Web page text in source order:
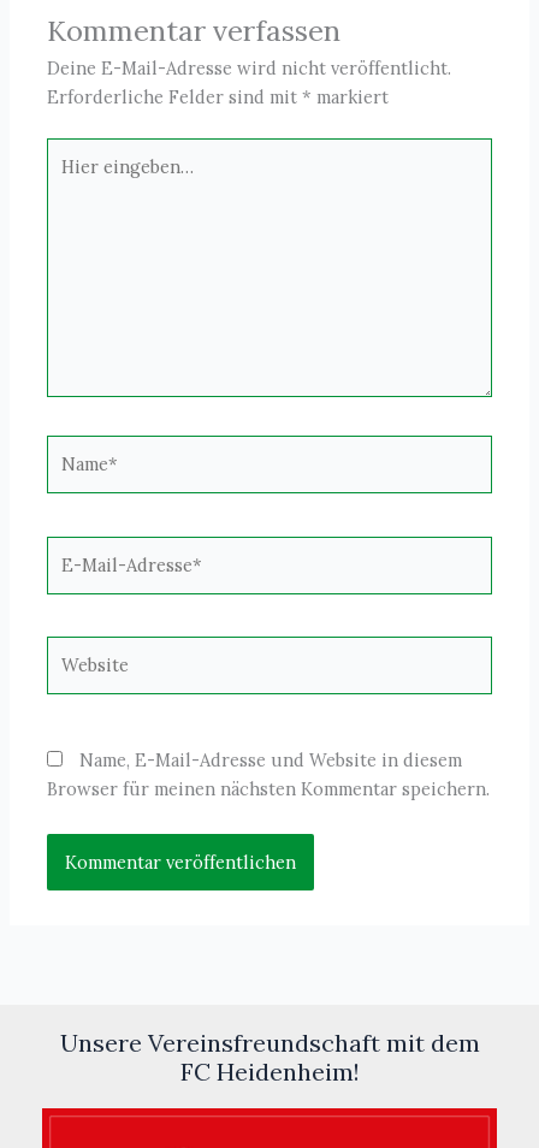
Kommentar verfassen
Deine E-Mail-Adresse wird nicht veröffentlicht.
Erforderliche Felder sind mit* markiert
eingeben…
Mail-
Name, E-Mail-Adresse und Website in diesem
Browser für meinen nächsten Kommentar speichern.
Unsere Vereinsfreundschaft mit dem
FC Heidenheim!